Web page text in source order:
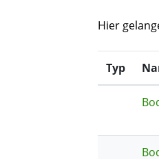
Hier
Typ